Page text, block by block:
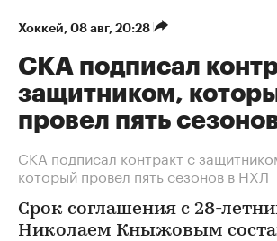
Хоккей 08 авг, 20:28
СКА подписал
защитником,
провел пять
СКА подписал контракт с
который провел пять сезонов в НХЛ
Срок соглашения с 28-
Николаем Кныжовым